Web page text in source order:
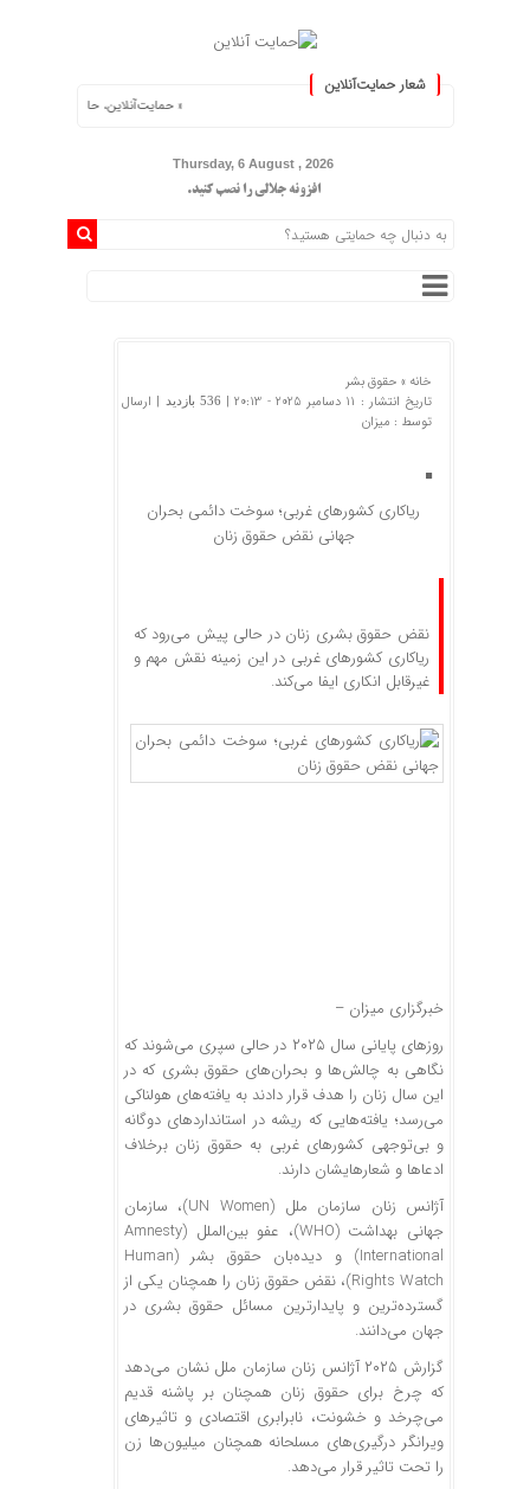
شعار حمایت‌آنلاین
« حمایت‌آنلاین، حامی همه مردم ایران »
Thursday, 6 August , 2026
افزونه جلالی را نصب کنید.
خانه » حقوق بشر
تاریخ انتشار : 11 دسامبر 2025 - 20:13 |
536 بازدید
| ارسال
توسط : میزان
ریاکاری کشور‌های غربی؛ سوخت دائمی بحران
جهانی نقض حقوق زنان
نقض حقوق بشری زنان در حالی پیش می‌رود که
ریاکاری کشور‌های غربی در این زمینه نقش مهم و
غیرقابل انکاری ایفا می‌کند.
خبرگزاری میزان –
روز‌های پایانی سال ۲۰۲۵ در حالی سپری می‌شوند که
نگاهی به چالش‌ها و بحران‌های حقوق بشری که در
این سال زنان را هدف قرار دادند به یافته‌های هولناکی
می‌رسد؛ یافته‌هایی که ریشه در استاندارد‌های دوگانه
و بی‌توجهی کشور‌های غربی به حقوق زنان برخلاف
ادعا‌ها و شعارهایشان دارند.
آژانس زنان سازمان ملل (UN Women)، سازمان
جهانی بهداشت (WHO)، عفو بین‌الملل (Amnesty
International) و دیده‌بان حقوق بشر (Human
Rights Watch)، نقض حقوق زنان را همچنان یکی از
گسترده‌ترین و پایدارترین مسائل حقوق بشری در
جهان می‌دانند.
گزارش ۲۰۲۵ آژانس زنان سازمان ملل نشان می‌دهد
که چرخ برای حقوق زنان همچنان بر پاشنه قدیم
می‌چرخد و خشونت، نابرابری اقتصادی و تاثیر‌های
ویرانگر درگیری‌های مسلحانه همچنان میلیون‌ها زن
را تحت تاثیر قرار می‌دهد.